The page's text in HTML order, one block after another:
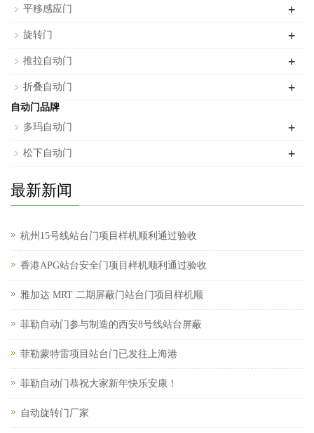
平移感应门
+
旋转门 +
推拉自动门 +
折叠自动门 +
自动门品牌
多玛自动门
+
松下自动门 +
最新新闻
杭州15号线站台门项目样机顺利通过验收
香港APG站台安全门项目样机顺利通过验收
雅加达 MRT 二期屏蔽门站台门项目样机顺
菲勒自动门参与制造的西安8号线站台屏蔽
菲勒蒙特雷项目站台门已发往上海港
菲勒自动门恭祝大家新年快乐安康！
自动旋转门厂家